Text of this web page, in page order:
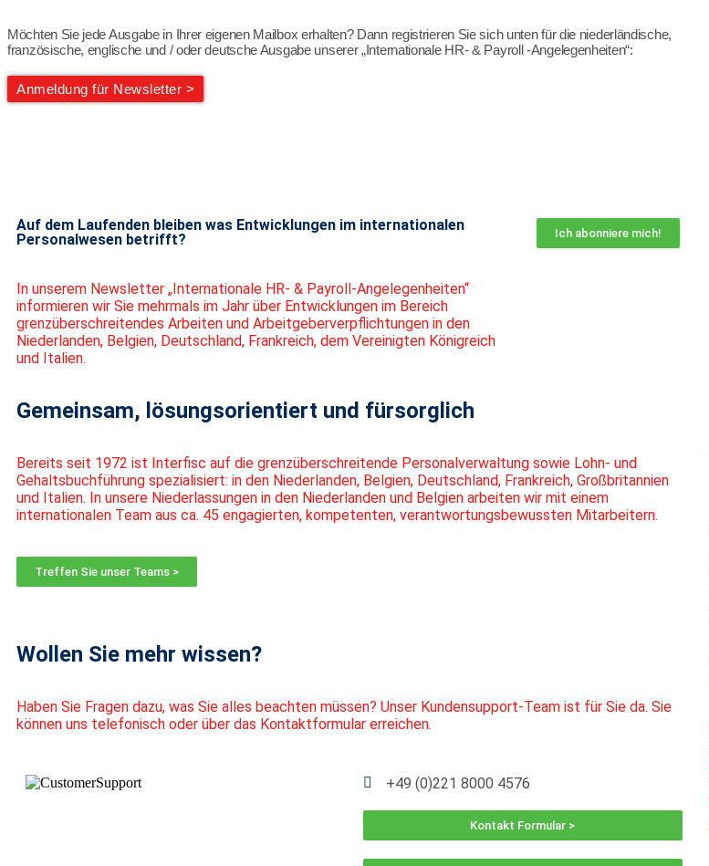
Möchten Sie jede Ausgabe in Ihrer eigenen Mailbox erhalten? Dann registrieren Sie sich unten für die niederländische,
französische, englische und / oder deutsche Ausgabe unserer „Internationale HR- & Payroll -Angelegenheiten“:
Anmeldung für Newsletter >
Auf dem Laufenden bleiben was Entwicklungen im internationalen
Personalwesen betrifft?
In unserem Newsletter „Internationale HR- & Payroll-Angelegenheiten“
informieren wir Sie mehrmals im Jahr über Entwicklungen im Bereich
grenzüberschreitendes Arbeiten und Arbeitgeberverpflichtungen in den
Niederlanden, Belgien, Deutschland, Frankreich, dem Vereinigten Königreich
und Italien.
Ich abonniere mich!
Gemeinsam, lösungsorientiert und fürsorglich
Bereits seit 1972 ist Interfisc auf die grenzüberschreitende Personalverwaltung sowie Lohn- und
Gehaltsbuchführung spezialisiert: in den Niederlanden, Belgien, Deutschland, Frankreich, Großbritannien
und Italien. In unsere Niederlassungen in den Niederlanden und Belgien arbeiten wir mit einem
internationalen Team aus ca. 45 engagierten, kompetenten, verantwortungsbewussten Mitarbeitern.
Treffen Sie unser Teams >
Wollen Sie mehr wissen?
Haben Sie Fragen dazu, was Sie alles beachten müssen? Unser Kundensupport-Team ist für Sie da. Sie
können uns telefonisch oder über das Kontaktformular erreichen.
+49 (0)221 8000 4576
Kontakt Formular >